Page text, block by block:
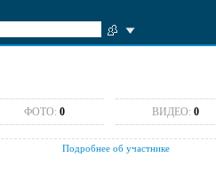
ФОТО: 0 ВИДЕО: 0
Подробнее об участнике